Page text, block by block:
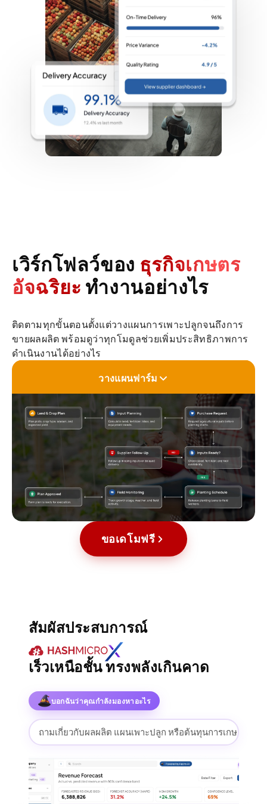
เวิร์กโฟลว์ของ ธุรกิจเกษตร
อัจฉริยะ ทำงานอย่างไร
ติดตามทุกขั้นตอนตั้งแต่วางแผนการเพาะปลูกจนถึงการ
ขายผลผลิต พร้อมดูว่าทุกโมดูลช่วยเพิ่มประสิทธิภาพการ
ดำเนินงานได้อย่างไร
Workflow stage
วางแผนฟาร์ม
ขอเดโมฟรี
สัมผัสประสบการณ์
เร็วเหนือชั้น ทรงพลังเกินคาด
บอกฉันว่าคุณกำลังมองหาอะไร
ถามเกี่ยวกับผลผลิต แผนเพาะปลูก หรือต้นทุนการเกษตร